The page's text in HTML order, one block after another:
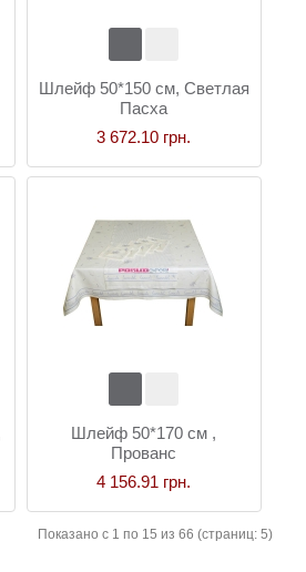
Шлейф 50*150 см, Светлая
Пасха
3 672.10 грн.
Шлейф 50*170 см ,
Прованс
4 156.91 грн.
Показано с 1 по 15 из 66 (страниц: 5)